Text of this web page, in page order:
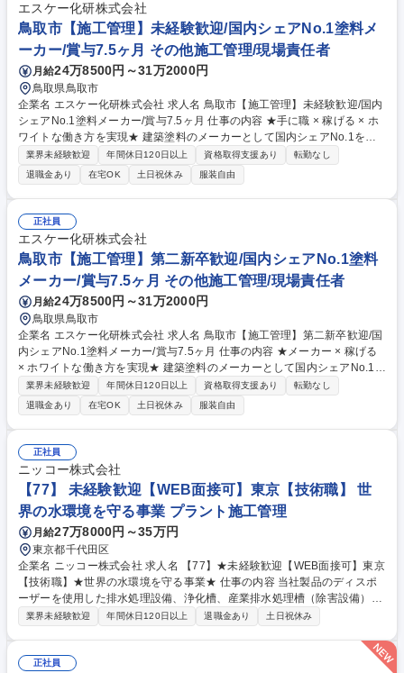
エスケー化研株式会社
鳥取市【施工管理】未経験歓迎/国内シェアNo.1塗料メ
ーカー/賞与7.5ヶ月 その他施工管理/現場責任者
月給24万8500円～31万2000円
鳥取県鳥取市
企業名 エスケー化研株式会社 求人名 鳥取市【施工管理】未経験歓迎/国内
シェアNo.1塗料メーカー/賞与7.5ヶ月 仕事の内容 ★手に職 × 稼げる × ホ
ワイトな働き方を実現★ 建築塗料のメーカーとして国内シェアNo.1を誇
る当社で、建築物の屋根や外壁、内装、床、屋上などへの塗装作業のスケ
ジュール管理や安全管理をお任せします。 【詳細】■建築現場で職人さん
をまとめる“司令塔”のような役割です。実際に塗装作業をするのではな
く、スケジュール調整や安全管理など、“人と関わりながら現場を動かす
仕事”です。 ■住宅メーカー等から受け取った全体のスケジュールを元に、
施工計画を立てて、塗装する職人や資材の手配を進めます。工事が始まれ
ば、スケジュール通りに作業が進むよう、業務・安全・品質の管理をする
お仕事です。 募集職種 鳥取市【施工管理】未経験歓迎/国内シェアNo.1塗
料メーカー/賞与7.5ヶ月
業界未経験歓迎 年間休日120日以上 資格取得支援あり
転勤なし
退職金あり
在宅OK 土日祝休み 服装自由
正社員
エスケー化研株式会社
鳥取市【施工管理】第二新卒歓迎/国内シェアNo.1塗料
メーカー/賞与7.5ヶ月 その他施工管理/現場責任者
月給24万8500円～31万2000円
鳥取県鳥取市
企業名 エスケー化研株式会社 求人名 鳥取市【施工管理】第二新卒歓迎/国
内シェアNo.1塗料メーカー/賞与7.5ヶ月 仕事の内容 ★メーカー × 稼げる
× ホワイトな働き方を実現★ 建築塗料のメーカーとして国内シェアNo.1を
誇る当社で、建築物の屋根や外壁、内装、床、屋上などへの塗装作業のス
ケジュール管理や安全管理をお任せします。 現場で工事工程の写真を撮影
し、専用システムを用い営業所へ送信します。工事に関わる事務作業は内
勤の事務社員がサポートしており、効率的に仕事を進められます。 【働き
方】月平均残業は20時間程度、宿泊を伴う出張も原則なく、働きやすい環
境を整備しています。 【強み】一般住宅のリフォーム案件、大手デベロッ
パー・ゼネコンからの受注物件を中心に安定的な需要があります。 募集職
種 鳥取市【施工管理】第二新卒歓迎/国内シェアNo.1塗料メーカー/賞与7.
5ヶ月
業界未経験歓迎 年間休日120日以上 資格取得支援あり
転勤なし
退職金あり
在宅OK 土日祝休み 服装自由
正社員
ニッコー株式会社
【77】 未経験歓迎【WEB面接可】東京【技術職】 世
界の水環境を守る事業 プラント施工管理
月給27万8000円～35万円
東京都千代田区
企業名 ニッコー株式会社 求人名 【77】★未経験歓迎【WEB面接可】東京
【技術職】★世界の水環境を守る事業★ 仕事の内容 当社製品のディスポ
ーザーを使用した排水処理設備、浄化槽、産業排水処理槽（除害設備）の
施工管理業務をお任せ致します。最低でも半年はじっくり学んで流れを把
は約30時間/月程度でプライベートの時間も比較的取れます。■状況に応じ
てテレワーク勤務も可能であり、事務処理をまとめてテレワーク勤務で行
業界未経験歓迎 年間休日120日以上 退職金あり 土日祝休み
正社員